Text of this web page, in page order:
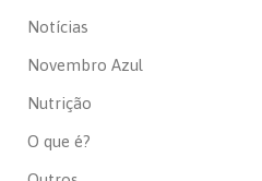
Notícias
Novembro Azul
Nutrição
O que é?